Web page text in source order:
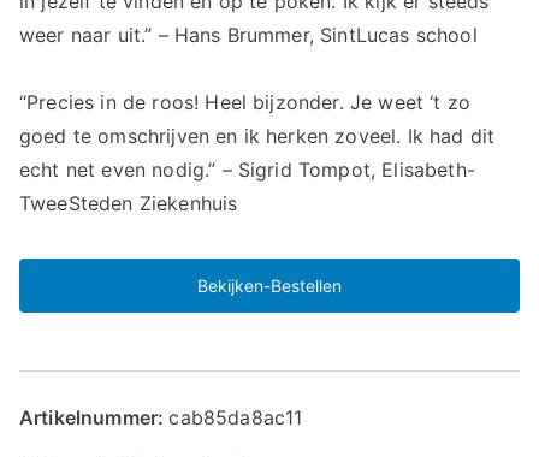
weer naar uit.” – Hans Brummer, SintLucas school
“Precies in de roos! Heel bijzonder. Je weet ‘t zo
goed te omschrijven en ik herken zoveel. Ik had dit
echt net even nodig.” – Sigrid Tompot, Elisabeth-
TweeSteden Ziekenhuis
Bekijken-Bestellen
Artikelnummer:cab85da8ac11